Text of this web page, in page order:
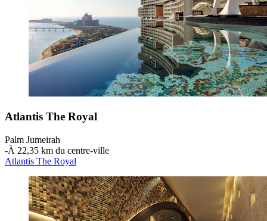
Atlantis The Royal
Palm Jumeirah
‐À 22,35 km du centre-ville
Atlantis The Royal